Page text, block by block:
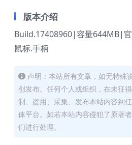
版本介绍
Build.17408960|容量644MB|
鼠标.手柄
声明：本站所有文章，如无特殊
创发布。任何个人或组织，在未征
制、盗用、采集、发布本站内容到
体平台。如若本站内容侵犯了原著
们进行处理。